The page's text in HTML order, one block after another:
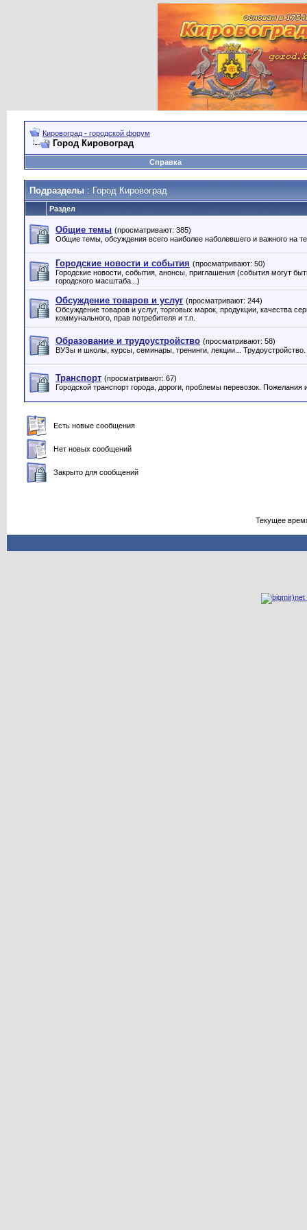
Кировоград - городской форум
Город Кировоград
Справка
Подразделы : Город Кировоград
Раздел
Общие темы (просматривают: 385)
Общие темы, обсуждения всего наиболее наболевшего и важного на
Городские новости и события (просматривают: 50)
Городские новости, события, анонсы, приглашения (события могут
городского масштаба...)
Обсуждение товаров и услуг (просматривают: 244)
Обсуждение товаров и услуг, торговых марок, продукции, качества
коммунального, прав потребителя и т.п.
Образование и трудоустройство (просматривают: 58)
ВУЗы и школы, курсы, семинары, тренинги, лекции... Трудоустройство.
Транспорт (просматривают: 67)
Городской транспорт города, дороги, проблемы перевозок. Пожелания
Есть новые сообщения
Нет новых сообщений
Закрыто для сообщений
Текущее